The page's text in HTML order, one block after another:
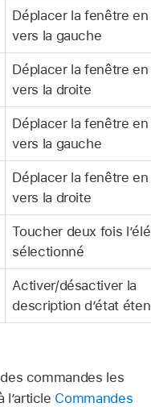
Déplacer la fenêtre en
vers la gauche
Déplacer la fenêtre en
vers la droite
Déplacer la fenêtre en
vers la gauche
Déplacer la fenêtre en
vers la droite
Toucher deux fois
sélectionné
Activer/désactiver la
description d’état
commandes les
l’article Commandes